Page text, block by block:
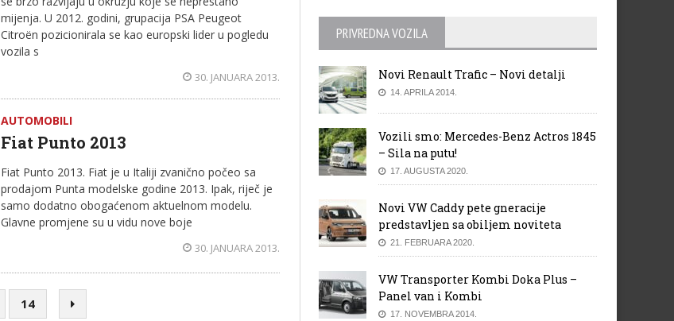
mijenja. U 2012. godini, grupacija PSA Peugeot
Citroën pozicionirala se kao europski lider u pogledu
vozila s
30. JANUARA 2013.
AUTOMOBILI
Fiat Punto 2013
Fiat Punto 2013. Fiat je u Italiji zvanično počeo sa
prodajom Punta modelske godine 2013. Ipak, riječ je
samo dodatno obogaćenom aktuelnom modelu.
Glavne promjene su u vidu nove boje
30. JANUARA 2013.
14
PRIVREDNA VOZILA
Novi Renault Trafic – Novi detalji
14. APRILA 2014.
Vozili smo: Mercedes-Benz Actros 1845
– Sila na putu!
17. AUGUSTA 2020.
Novi VW Caddy pete gneracije
predstavljen sa obiljem noviteta
21. FEBRUARA 2020.
VW Transporter Kombi Doka Plus –
Panel van i Kombi
17. NOVEMBRA 2014.